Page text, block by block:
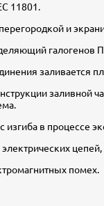
11801.
и
галогенов
заливается
заливной
в процессе
помех.